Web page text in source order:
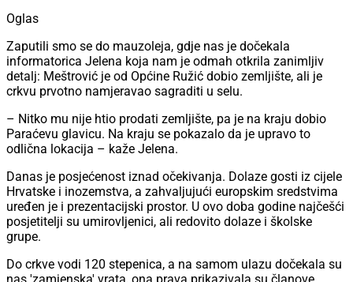
Oglas
Zaputili smo se do mauzoleja, gdje nas je dočekala
informatorica Jelena koja nam je odmah otkrila zanimljiv
detalj: Meštrović je od Općine Ružić dobio zemljište, ali je
crkvu prvotno namjeravao sagraditi u selu.
– Nitko mu nije htio prodati zemljište, pa je na kraju dobio
Paraćevu glavicu. Na kraju se pokazalo da je upravo to
odlična lokacija – kaže Jelena.
Danas je posjećenost iznad očekivanja. Dolaze gosti iz cijele
Hrvatske i inozemstva, a zahvaljujući europskim sredstvima
uređen je i prezentacijski prostor. U ovo doba godine najčešći
posjetitelji su umirovljenici, ali redovito dolaze i školske
grupe.
Do crkve vodi 120 stepenica, a na samom ulazu dočekala su